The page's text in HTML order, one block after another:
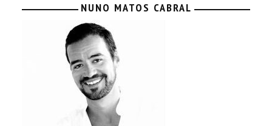
NUNO MATOS CABRAL